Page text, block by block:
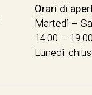
Orari di
Martedì –
14.00 – 19.00
Lunedì: